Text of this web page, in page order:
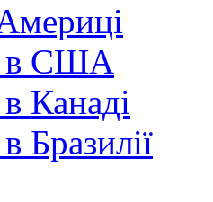
в США
Канаді
Бразилії